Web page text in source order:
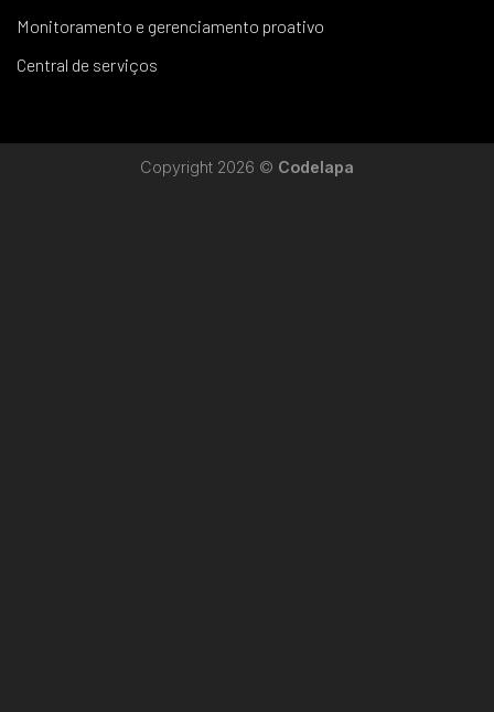
Monitoramento e gerenciamento proativo
Central de serviços
Copyright 2026 © Codelapa